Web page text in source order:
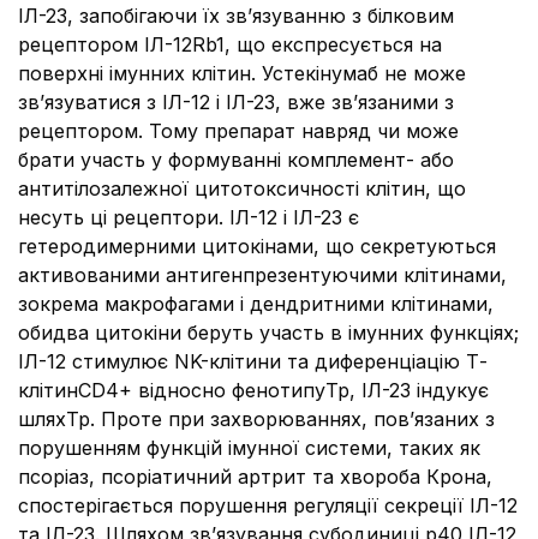
ІЛ-23, запобігаючи їх зв’язуванню з білковим
рецептором ІЛ-12Rb1, що експресується на
поверхні імунних клітин. Устекінумаб не може
зв’язуватися з ІЛ-12 і ІЛ-23, вже зв’язаними з
рецептором. Тому препарат навряд чи може
брати участь у формуванні комплемент- або
антитілозалежної цитотоксичності клітин, що
несуть ці рецептори. ІЛ-12 і ІЛ-23 є
гетеродимерними цитокінами, що секретуються
активованими антигенпрезентуючими клітинами,
зокрема макрофагами і дендритними клітинами,
обидва цитокіни беруть участь в імунних функціях;
ІЛ-12 стимулює NK-клітини та диференціацію Т-
клітинCD4+ відносно фенотипуTp, ІЛ-23 індукує
шляхTp. Проте при захворюваннях, пов’язаних з
порушенням функцій імунної системи, таких як
псоріаз, псоріатичний артрит та хвороба Крона,
спостерігається порушення регуляції секреції ІЛ-12
та ІЛ-23. Шляхом зв’язування субодиниці р40 ІЛ-12